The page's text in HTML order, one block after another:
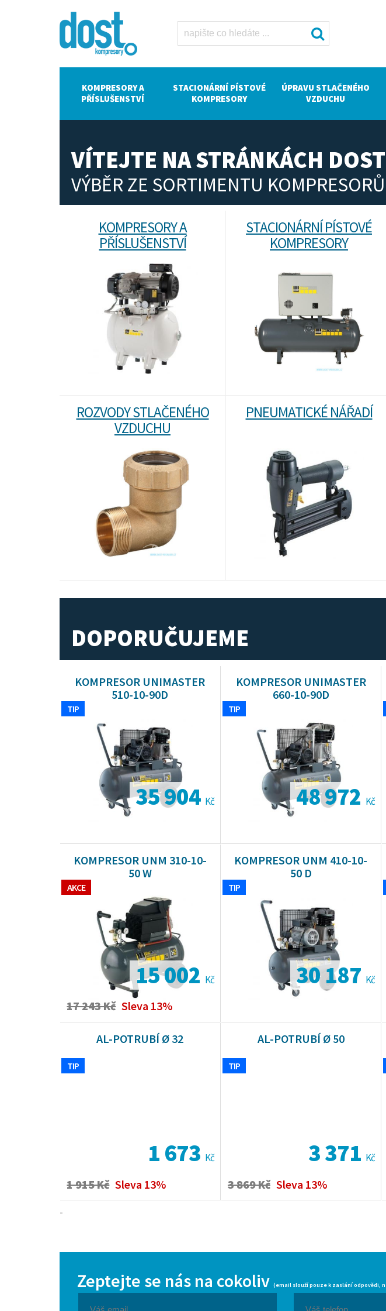
Dost -
kompresory
Atlas Copco
KOMPRESORY A
PŘÍSLUŠENSTVÍ
STACIONÁRNÍ PÍSTOVÉ
KOMPRESORY
ÚPRAVU STLAČENÉHO
VZDUCHU
VÍTEJTE NA STRÁNKÁCH
VÝBĚR ZE SORTIMENTU
KOMPRESORY A
PŘÍSLUŠENSTVÍ
STACIONÁRNÍ PÍSTOVÉ
KOMPRESORY
ROZVODY STLAČENÉHO
VZDUCHU
PNEUMATICKÉ NÁŘADÍ
DOPORUČUJEME
TIP
KOMPRESOR UNIMASTER
510-10-90D
35 904 Kč
TIP
KOMPRESOR UNIMASTER
660-10-90D
48 972 Kč
AKCE
KOMPRESOR UNM 310-10-
50 W
17 243 Kč Sleva 13%
15 002 Kč
TIP
KOMPRESOR UNM 410-10-
50 D
30 187 Kč
TIP
AL-POTRUBÍ Ø 32
1 915 Kč Sleva 13%
1 673 Kč
TIP
AL-POTRUBÍ Ø 50
3 869 Kč Sleva 13%
3 371 Kč
-
Zeptejte se nás na cokoliv (email slouží pouze k zaslání odpovědi,